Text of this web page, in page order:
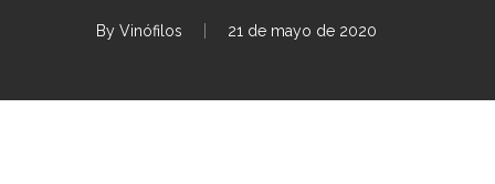
By Vinófilos 21 de mayo de 2020